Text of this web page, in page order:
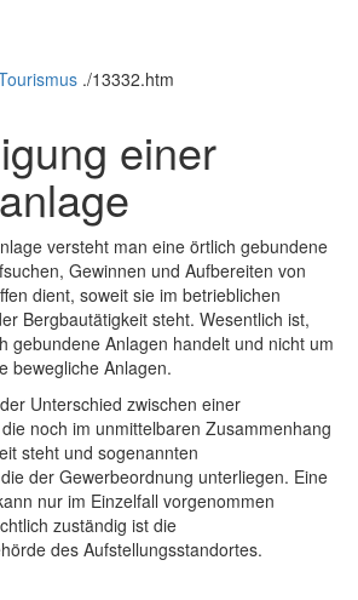
./13332.htm
einer
versteht man eine örtlich gebundene
Gewinnen und Aufbereiten von
dient, soweit sie im betrieblichen
Bergbautätigkeit steht. Wesentlich ist,
gebundene Anlagen handelt und nicht um
bewegliche Anlagen.
Unterschied zwischen einer
noch im unmittelbaren Zusammenhang
steht und sogenannten
der Gewerbeordnung unterliegen. Eine
nur im Einzelfall vorgenommen
zuständig ist die
des Aufstellungsstandortes.